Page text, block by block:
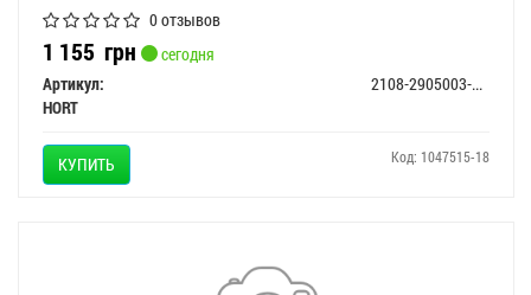
0 отзывов
1 155 грн
сегодня
Артикул:
2108-2905003-мас
HORT
КУПИТЬ Код: 1047515-18